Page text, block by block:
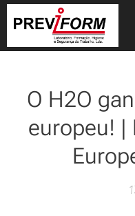
O H2O
europeu! |